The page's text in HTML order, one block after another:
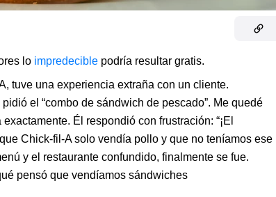
lo impredeciblepodría resultar gratis.
tuve una experiencia extraña con un cliente.
el “combo de sándwich de pescado”. Me quedé
Él respondió con frustración: “¡El
Chick-fil-A solo vendía pollo y que no teníamos ese
y el restaurante confundido, finalmente se fue.
pensó que vendíamos sándwiches